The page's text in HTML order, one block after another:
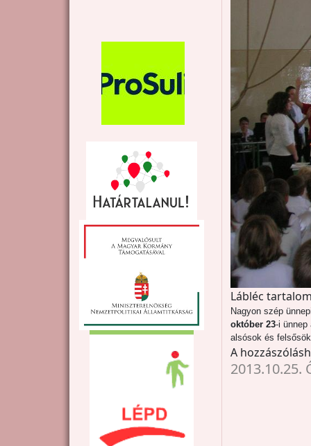
Lábléc
Nagyon szép
október 23-i ünnep
alsósok és
A
2013.10.25.